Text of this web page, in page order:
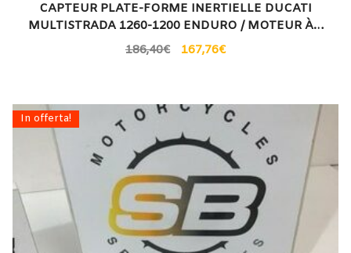
CAPTEUR PLATE-FORME INERTIELLE DUCATI
MULTISTRADA 1260-1200 ENDURO / MOTEUR À…
186,40€ 167,76€
In offerta!